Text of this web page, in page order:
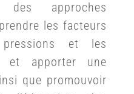
des approches
les facteurs
et les
et apporter une
que promouvoir